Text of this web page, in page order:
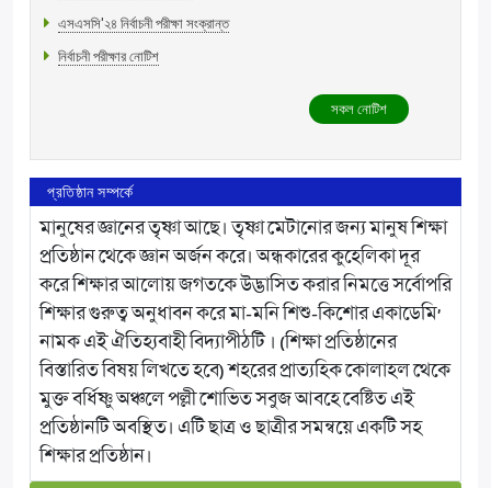
এসএসসি'২৪ নির্বাচনী পরীক্ষা সংক্রান্ত
নির্বাচনী পরীক্ষার নোটিশ
সকল নোটিশ
প্রতিষ্ঠান সম্পর্কে
মানুষের জ্ঞানের তৃষ্ণা আছে। তৃষ্ণা মেটানোর জন্য মানুষ শিক্ষা
প্রতিষ্ঠান থেকে জ্ঞান অর্জন করে। অন্ধকারের কুহেলিকা দূর
করে শিক্ষার আলোয় জগতকে উদ্ভাসিত করার নিমত্তে সর্বোপরি
শিক্ষার গুরুত্ব অনুধাবন করে মা-মনি শিশু-কিশোর একাডেমি’
নামক এই ঐতিহ্যবাহী বিদ্যাপীঠটি । (শিক্ষা প্রতিষ্ঠানের
বিস্তারিত বিষয় লিখতে হবে) শহরের প্রাত্যহিক কোলাহল থেকে
মুক্ত বর্ধিষ্ণু অঞ্চলে পল্লী শোভিত সবুজ আবহে বেষ্টিত এই
প্রতিষ্ঠানটি অবস্থিত। এটি ছাত্র ও ছাত্রীর সমন্বয়ে একটি সহ
শিক্ষার প্রতিষ্ঠান।